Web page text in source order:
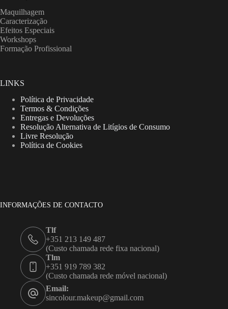
Maquilhagem
Caracterização
Efeitos Especiais
Workshops
Formação Profissional
LINKS
Política de Privacidade
Termos & Condições
Entregas e Devoluções
Resolução Alternativa de Litígios de Consumo
Livre Resolução
Política de Cookies
INFORMAÇÕES DE CONTACTO
Tlf
+351 213 149 487
(Custo chamada rede fixa nacional)
Tlm
+351 919 789 382
(Custo chamada rede móvel nacional)
Email:
sincolour.makeup@gmail.com